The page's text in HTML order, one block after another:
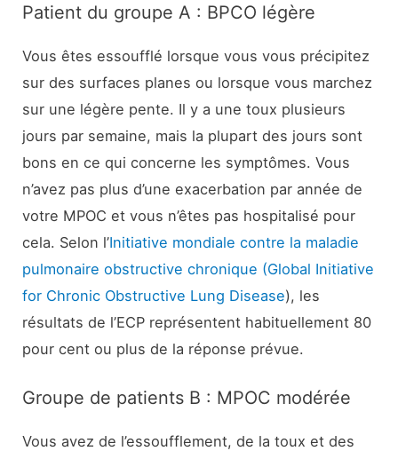
Patient du groupe A : BPCO légère
Vous êtes essoufflé lorsque vous vous précipitez
sur des surfaces planes ou lorsque vous marchez
sur une légère pente. Il y a une toux plusieurs
jours par semaine, mais la plupart des jours sont
bons en ce qui concerne les symptômes. Vous
n’avez pas plus d’une exacerbation par année de
votre MPOC et vous n’êtes pas hospitalisé pour
cela. Selon l’Initiative mondiale contre la maladie
pulmonaire obstructive chronique (Global Initiative
for Chronic Obstructive Lung Disease), les
résultats de l’ECP représentent habituellement 80
pour cent ou plus de la réponse prévue.
Groupe de patients B : MPOC modérée
Vous avez de l’essoufflement, de la toux et des